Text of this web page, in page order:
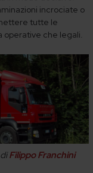
incrociate o
tutte le
che legali.
diFilippo Franchini